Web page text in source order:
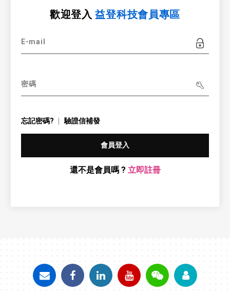
歡迎登入益登科技會員專區
E-mail
密碼
忘記密碼? 驗證信補發
會員登入
還不是會員嗎 ? 立即註冊